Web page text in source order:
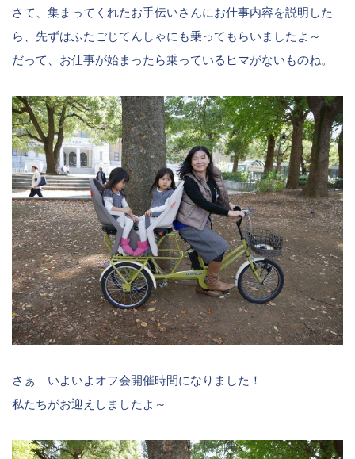
さて、集まってくれたお手伝いさんにお仕事内容を説明した
ら、先ずはふたごじてんしゃにも乗ってもらいましたよ～
だって、お仕事が始まったら乗っているヒマがないものね。
さぁ いよいよオフ会開催時間になりました！
私たちがお迎えしましたよ～